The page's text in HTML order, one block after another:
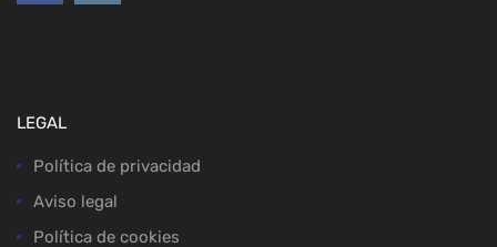
LEGAL
Política de privacidad
Aviso legal
Política de cookies